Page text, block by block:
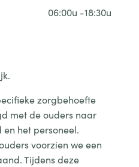
06:00u -18:30u
zorgbehoefte
met de ouders naar
het personeel.
voorzien we een
Tijdens deze